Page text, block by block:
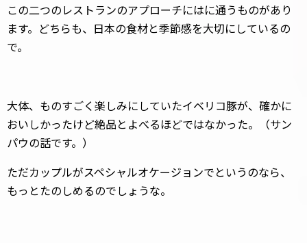
この二つのレストランのアプローチにはに通うものがあり
ます。どちらも、日本の食材と季節感を大切にしているの
で。
大体、ものすごく楽しみにしていたイベリコ豚が、確かに
おいしかったけど絶品とよべるほどではなかった。（サン
パウの話です。）
ただカップルがスペシャルオケージョンでというのなら、
もっとたのしめるのでしょうな。